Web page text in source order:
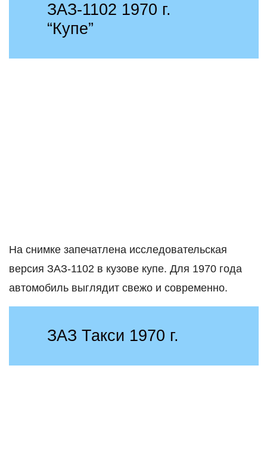
ЗАЗ-1102 1970 г.
“Купе”
На снимке запечатлена исследовательская
версия ЗАЗ-1102 в кузове купе. Для 1970 года
автомобиль выглядит свежо и современно.
ЗАЗ Такси 1970 г.